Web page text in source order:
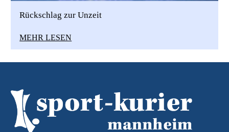
Rückschlag zur Unzeit
MEHR LESEN